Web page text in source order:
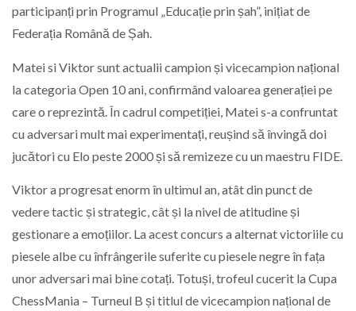
participanți prin Programul „Educație prin șah”, inițiat de
Federația Română de Șah.
Matei si Viktor sunt actualii campion și vicecampion național
la categoria Open 10 ani, confirmând valoarea generației pe
care o reprezintă. În cadrul competiției, Matei s-a confruntat
cu adversari mult mai experimentați, reușind să învingă doi
jucători cu Elo peste 2000 și să remizeze cu un maestru FIDE.
Viktor a progresat enorm în ultimul an, atât din punct de
vedere tactic și strategic, cât și la nivel de atitudine și
gestionare a emoțiilor. La acest concurs a alternat victoriile cu
piesele albe cu înfrângerile suferite cu piesele negre în fața
unor adversari mai bine cotați. Totuși, trofeul cucerit la Cupa
ChessMania – Turneul B și titlul de vicecampion național de